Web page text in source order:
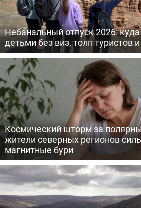
Небанальный отпуск 2026:
детьми без виз, толп туристов
Космический шторм за
жители северных регионов
магнитные бури